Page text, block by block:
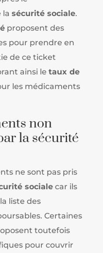
lasécurité sociale.
proposent des
pour prendre en
de ce ticket
ainsi letaux de
les médicaments
non
la sécurité
ne sont pas pris
sociale car ils
liste des
Certaines
toutefois
pour couvrir